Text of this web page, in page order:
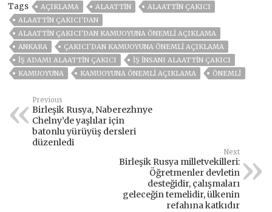
Tags AÇIKLAMA ALAATTIN
ALAATTIN ÇAKICI
ALAATTIN ÇAKICI'DAN
ALAATTIN ÇAKICI'DAN KAMUOYUNA ÖNEMLI AÇIKLAMA
ANKARA
ÇAKICI'DAN KAMUOYUNA ÖNEMLI AÇIKLAMA
İŞ ADAMI ALAATTIN ÇAKICI
IŞ INSANI ALAATTIN ÇAKICI
KAMUOYUNA
KAMUOYUNA ÖNEMLI AÇIKLAMA ÖNEMLİ
Previous
Birleşik Rusya, Naberezhnye
Chelny’de yaşlılar için
batonlu yürüyüş dersleri
düzenledi
Next
Birleşik Rusya milletvekilleri:
Öğretmenler devletin
desteğidir, çalışmaları
geleceğin temelidir, ülkenin
refahına katkıdır